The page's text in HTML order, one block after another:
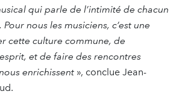
qui parle de l’intimité de chacun
nous les musiciens, c’est une
cette culture commune, de
et de faire des rencontres
enrichissent », conclue Jean-